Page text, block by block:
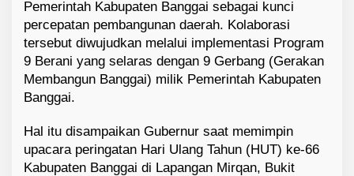
Pemerintah Kabupaten Banggai sebagai kunci
percepatan pembangunan daerah. Kolaborasi
tersebut diwujudkan melalui implementasi Program
9 Berani yang selaras dengan 9 Gerbang (Gerakan
Membangun Banggai) milik Pemerintah Kabupaten
Banggai.
Hal itu disampaikan Gubernur saat memimpin
upacara peringatan Hari Ulang Tahun (HUT) ke-66
Kabupaten Banggai di Lapangan Mirqan, Bukit